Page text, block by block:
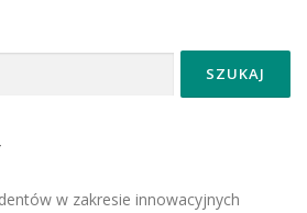
w zakresie innowacyjnych